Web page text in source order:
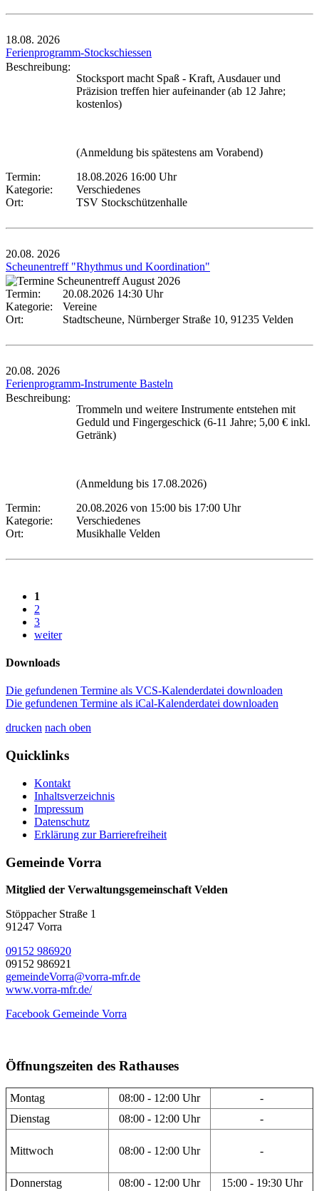
18.08. 2026
Ferienprogramm-Stockschiessen
Beschreibung:
Stocksport macht Spaß - Kraft, Ausdauer und
Präzision treffen hier aufeinander (ab 12 Jahre;
kostenlos)
(Anmeldung bis spätestens am Vorabend)
Termin:
18.08.2026 16:00 Uhr
Kategorie:
Verschiedenes
Ort:
TSV Stockschützenhalle
20.08. 2026
Scheunentreff "Rhythmus und Koordination"
Termin:
20.08.2026 14:30 Uhr
Kategorie:
Vereine
Ort:
Stadtscheune, Nürnberger Straße 10, 91235 Velden
20.08. 2026
Ferienprogramm-Instrumente Basteln
Beschreibung:
Trommeln und weitere Instrumente entstehen mit
Geduld und Fingergeschick (6-11 Jahre; 5,00 € inkl.
Getränk)
(Anmeldung bis 17.08.2026)
Termin:
20.08.2026 von 15:00 bis 17:00 Uhr
Kategorie:
Verschiedenes
Ort:
Musikhalle Velden
1
2
3
weiter
Downloads
Die gefundenen Termine als VCS-Kalenderdatei downloaden
Die gefundenen Termine als iCal-Kalenderdatei downloaden
drucken nach oben
Quicklinks
Kontakt
Inhaltsverzeichnis
Impressum
Datenschutz
Erklärung zur Barrierefreiheit
Gemeinde Vorra
Mitglied der Verwaltungsgemeinschaft Velden
Stöppacher Straße 1
91247 Vorra
09152 986920
09152 986921
gemeindeVorra@vorra-mfr.de
www.vorra-mfr.de/
Facebook Gemeinde Vorra
Öffnungszeiten des Rathauses
Montag 08:00 - 12:00 Uhr
-
Dienstag
08:00 - 12:00 Uhr -
Mittwoch 08:00 - 12:00 Uhr -
Donnerstag 08:00 - 12:00 Uhr 15:00 - 19:30 Uhr